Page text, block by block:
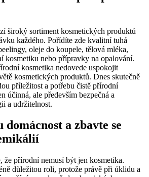
široký sortiment kosmetických produktů
každého. Pořídíte zde kvalitní tuhá
oleje do koupele, tělová mléka,
kosmetiku nebo přípravky na opalování.
kosmetika nedovede uspokojit
kosmetických produktů. Dnes skutečně
příležitost a potřebu čistě přírodní
účinná, ale především bezpečná a
a udržitelnost.
domácnost a zbavte se
že přírodní nemusí být jen kosmetika.
důležitou roli, protože právě při úklidu a